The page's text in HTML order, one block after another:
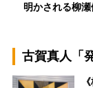
明かされる柳
古賀真人「